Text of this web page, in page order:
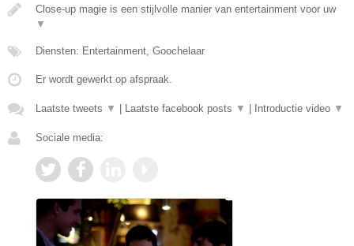
Close-up magie is een stijlvolle manier van entertainment voor uw
▼
Diensten: Entertainment, Goochelaar
Er wordt gewerkt op afspraak.
Laatste tweets ▼ Laatste facebook posts ▼ Introductie video ▼
Sociale media: